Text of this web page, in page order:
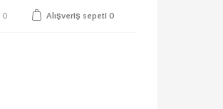
0 Alışveriş sepeti 0